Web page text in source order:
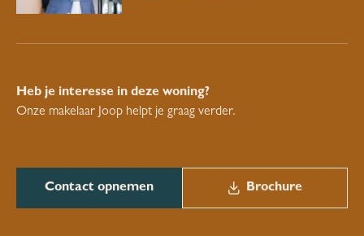
Heb je interesse in deze woning?
Onze makelaar Joop helpt je graag verder.
Contact opnemen Brochure